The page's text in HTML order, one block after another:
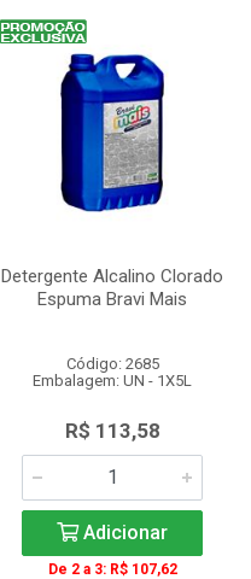
Detergente Alcalino Clorado
Espuma Bravi Mais
Código: 2685
Embalagem: UN - 1X5L
R$ 113,58
Adicionar
De 2 a 3: R$ 107,62